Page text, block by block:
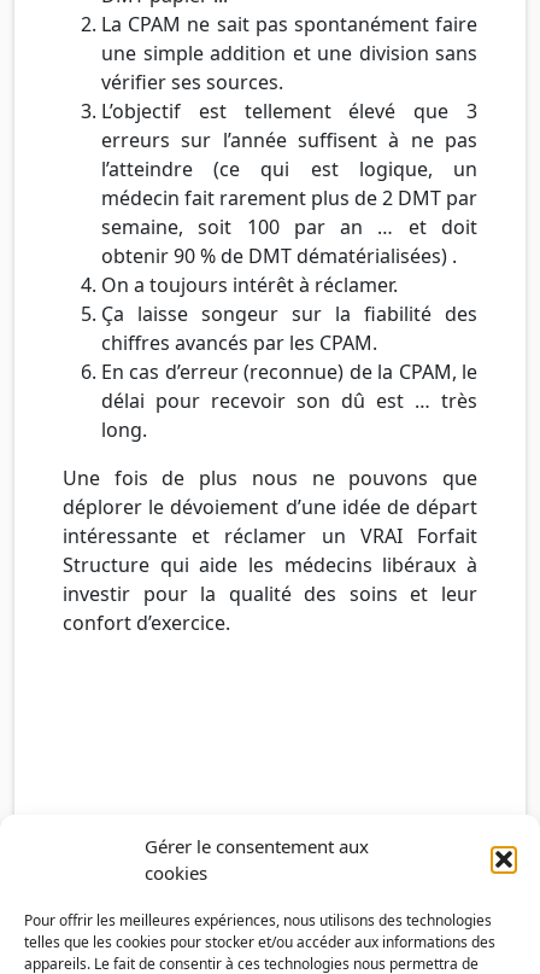
Gérer le consentement aux
cookies
Pour offrir les meilleures expériences, nous utilisons des technologies
telles que les cookies pour stocker et/ou accéder aux informations des
appareils. Le fait de consentir à ces technologies nous permettra de
La CPAM ne sait pas spontanément faire
une simple addition et une division sans
vérifier ses sources.
L’objectif est tellement élevé que 3
erreurs sur l’année suffisent à ne pas
l’atteindre (ce qui est logique, un
médecin fait rarement plus de 2 DMT par
semaine, soit 100 par an … et doit
obtenir 90 % de DMT dématérialisées) .
On a toujours intérêt à réclamer.
Ça laisse songeur sur la fiabilité des
chiffres avancés par les CPAM.
En cas d’erreur (reconnue) de la CPAM, le
délai pour recevoir son dû est … très
long.
Une fois de plus nous ne pouvons que
déplorer le dévoiement d’une idée de départ
intéressante et réclamer un VRAI Forfait
Structure qui aide les médecins libéraux à
investir pour la qualité des soins et leur
confort d’exercice.